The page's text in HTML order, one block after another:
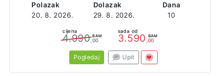
Polazak
20. 8. 2026.
Dolazak
29. 8. 2026.
Dana
10
cijena
4.990 BAM
,00
sada od
3.590 BAM
,00
Pogledaj Upit